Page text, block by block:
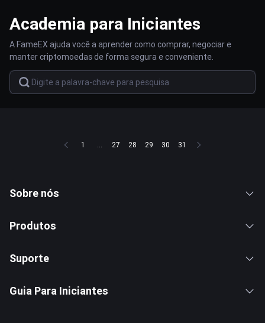
Academia para Iniciantes
A FameEX ajuda você a aprender como comprar, negociar e
manter criptomoedas de forma segura e conveniente.
1 ... 27 28 29 30 31
Sobre nós
Produtos
Suporte
Guia Para Iniciantes